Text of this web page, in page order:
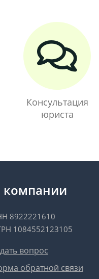
Консультация
юриста
компании
8922221610
1084552123105
вопрос
обратной связи